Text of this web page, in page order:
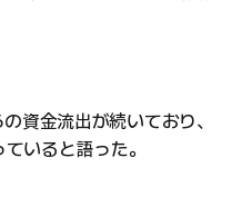
資金流出が続いており、
いると語った。